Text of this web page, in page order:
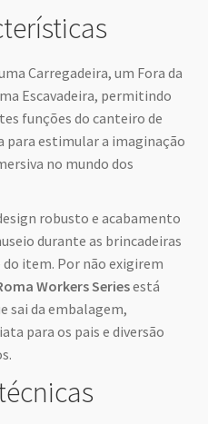
Carregadeira, um Fora da
Escavadeira, permitindo
funções do canteiro de
para estimular a imaginação
no mundo dos
robusto e acabamento
durante as brincadeiras
item. Por não exigirem
Workers Seriesestá
sai da embalagem,
para os pais e diversão